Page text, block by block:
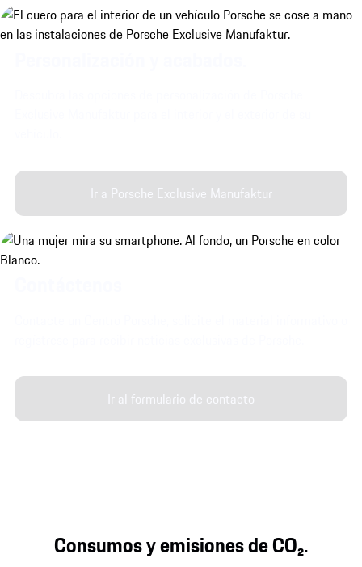
Ir a Porsche Exclusive Manufaktur
Ir al formulario de contacto
Consumos y emisiones de CO₂.